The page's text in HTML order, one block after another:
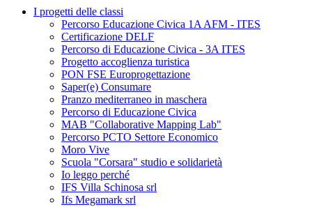
I progetti delle classi
Percorso Educazione Civica 1A AFM - ITES
Certificazione DELF
Percorso di Educazione Civica - 3A ITES
Progetto accoglienza turistica
PON FSE Europrogettazione
Saper(e) Consumare
Pranzo mediterraneo in maschera
Percorso di Educazione Civica
MAB "Collaborative Mapping Lab"
Percorso PCTO Settore Economico
Moro Vive
Scuola "Corsara" studio e solidarietà
Io leggo perché
IFS Villa Schinosa srl
Ifs Megamark srl